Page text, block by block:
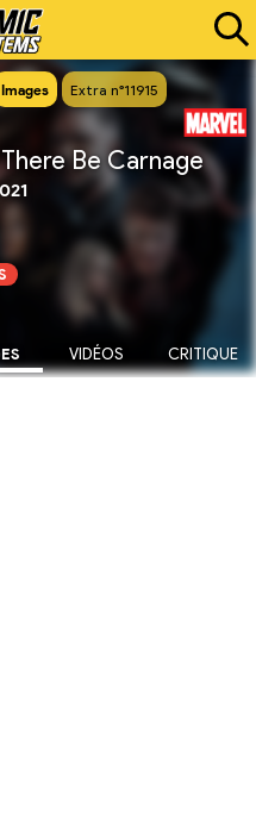
Images Extra n°11915
Be Carnage
VIDÉOS CRITIQUE